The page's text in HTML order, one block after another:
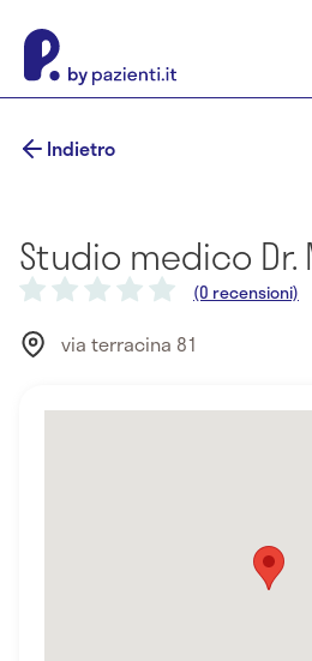
Indietro
Studio medico Dr.
(0 recensioni)
via terracina 81